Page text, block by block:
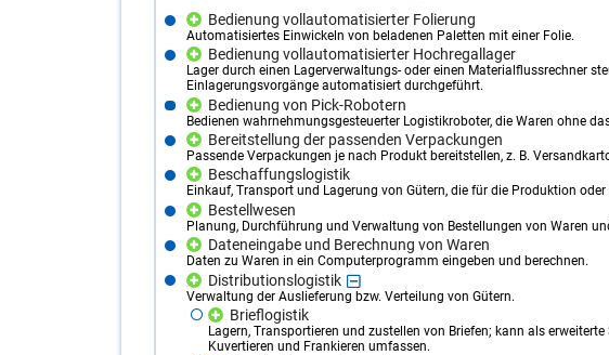
Bedienung vollautomatisierter Folierung
Automatisiertes Einwickeln von beladenen Paletten mit einer Folie.
Bedienung vollautomatisierter Hochregallager
Lager durch einen Lagerverwaltungs- oder einen Materialflussrechner
Einlagerungsvorgänge automatisiert durchgeführt.
Bedienung von Pick-Robotern
Bedienen wahrnehmungsgesteuerter Logistikroboter, die Waren ohne
Bereitstellung der passenden Verpackungen
Passende Verpackungen je nach Produkt bereitstellen, z. B.
Beschaffungslogistik
Einkauf, Transport und Lagerung von Gütern, die für die Produktion
Bestellwesen
Planung, Durchführung und Verwaltung von Bestellungen von Waren
Dateneingabe und Berechnung von Waren
Daten zu Waren in ein Computerprogramm eingeben und berechnen.
Distributionslogistik
Verwaltung der Auslieferung bzw. Verteilung von Gütern.
Brieflogistik
Lagern, Transportieren und zustellen von Briefen; kann als
Kuvertieren und Frankieren umfassen.